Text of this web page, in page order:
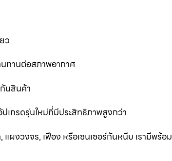
ว
ทานต่อสภาพอากาศ
นสินค้า
เกรดรุ่นใหม่ที่มีประสิทธิภาพสูงกว่า
, แผงวงจร, เฟือง หรือเซนเซอร์กันหนีบ เรามีพร้อม